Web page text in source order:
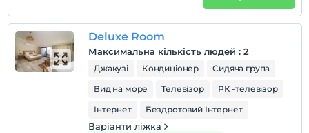
Deluxe Room
Максимальна кількість людей : 2
Джакузі Кондиціонер
Сидяча група
Вид на море
Телевізор
РК -телевізор
Інтернет
Бездротовий Інтернет
Варіанти ліжка